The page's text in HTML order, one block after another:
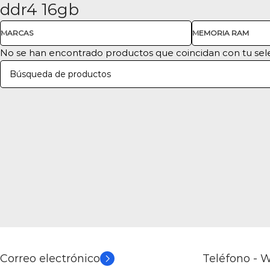
Compra ahora y paga después
Venta de computadores a credito
Compra tu computador, repuesto o accesorio a crédito
Ya es hora de tener lo mejor en tecnología, no te pierdas
ddr4 16gb
MARCAS MEMORIA RAM
No se han encontrado productos que coincidan con tu
Correo electrónico Teléfono -